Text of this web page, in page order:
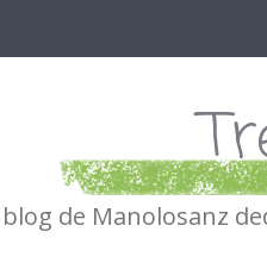
de Manolosanz